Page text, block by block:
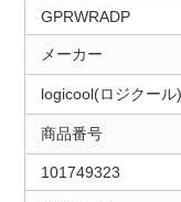
GPRWRADP
メーカー
logicool(ロジクール)
商品番号
101749323